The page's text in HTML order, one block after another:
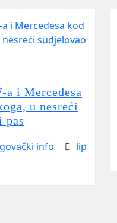
a i Mercedesa
u nesreći
pas
info
lip